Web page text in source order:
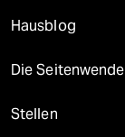
Hausblog
Die Seitenwende
Stellen